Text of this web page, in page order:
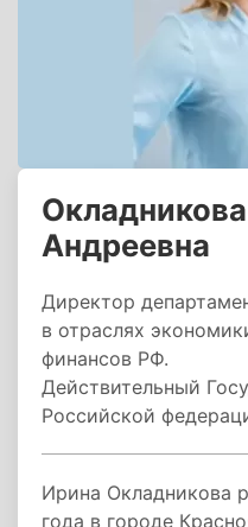
Андреевна
Директор
в отраслях
финансов РФ.
Действительный
Российской
Ирина Окладникова
года в городе